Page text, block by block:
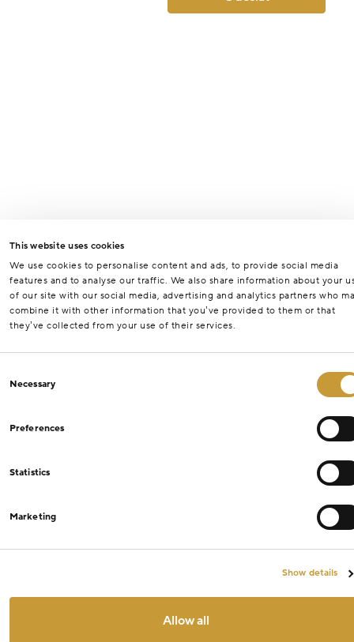
This website uses cookies
We use cookies to personalise content and ads, to provide social media
features and to analyse our traffic. We also share information about your
of our site with our social media, advertising and analytics partners who
combine it with other information that you’ve provided to them or that
they’ve collected from your use of their services.
Selection
Necessary
Preferences
Statistics
Marketing
Show details
Allow all